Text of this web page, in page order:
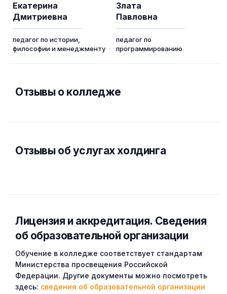
Екатерина
Дмитриевна
педагог по истории,
философии и менеджменту
Злата
Павловна
педагог по
программированию
Отзывы о колледже
Отзывы об услугах холдинга
Лицензия и аккредитация. Cведения
об образовательной организации
Обучение в колледже соответствует стандартам
Министерства просвещения Российской
Федерации. Другие документы можно посмотреть
здесь: сведения об образовательной организации